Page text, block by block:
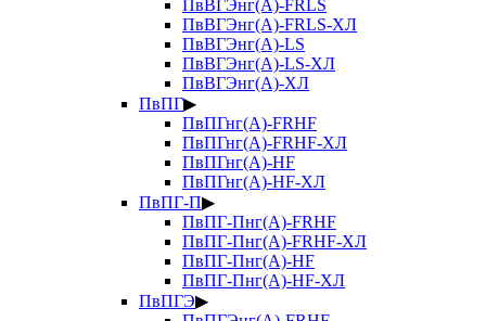
ПвВГЭнг(А)-FRLS
ПвВГЭнг(А)-FRLS-ХЛ
ПвВГЭнг(А)-LS
ПвВГЭнг(А)-LS-ХЛ
ПвВГЭнг(А)-ХЛ
ПвПГ▶
ПвПГнг(А)-FRHF
ПвПГнг(А)-FRHF-ХЛ
ПвПГнг(А)-HF
ПвПГнг(А)-HF-ХЛ
ПвПГ-П▶
ПвПГ-Пнг(А)-FRHF
ПвПГ-Пнг(А)-FRHF-ХЛ
ПвПГ-Пнг(А)-HF
ПвПГ-Пнг(А)-HF-ХЛ
ПвПГЭ▶